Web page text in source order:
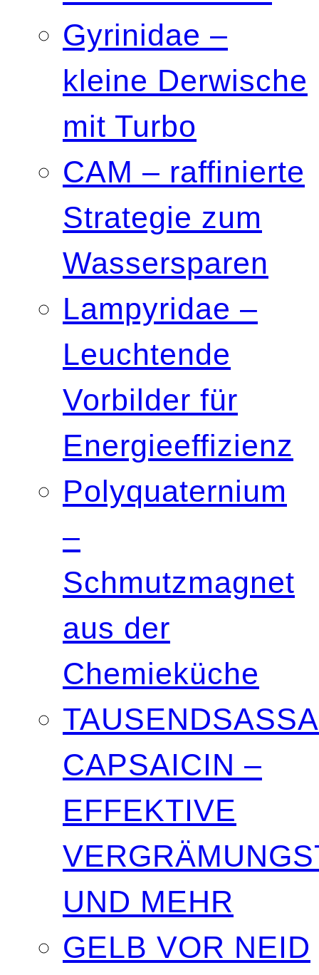
Gyrinidae –
kleine Derwische
mit Turbo
CAM – raffinierte
Strategie zum
Wassersparen
Lampyridae –
Leuchtende
Vorbilder für
Energieeffizienz
Polyquaternium
–
Schmutzmagnet
aus der
Chemieküche
TAUSENDSASSA
CAPSAICIN –
EFFEKTIVE
UND MEHR
GELB VOR NEID